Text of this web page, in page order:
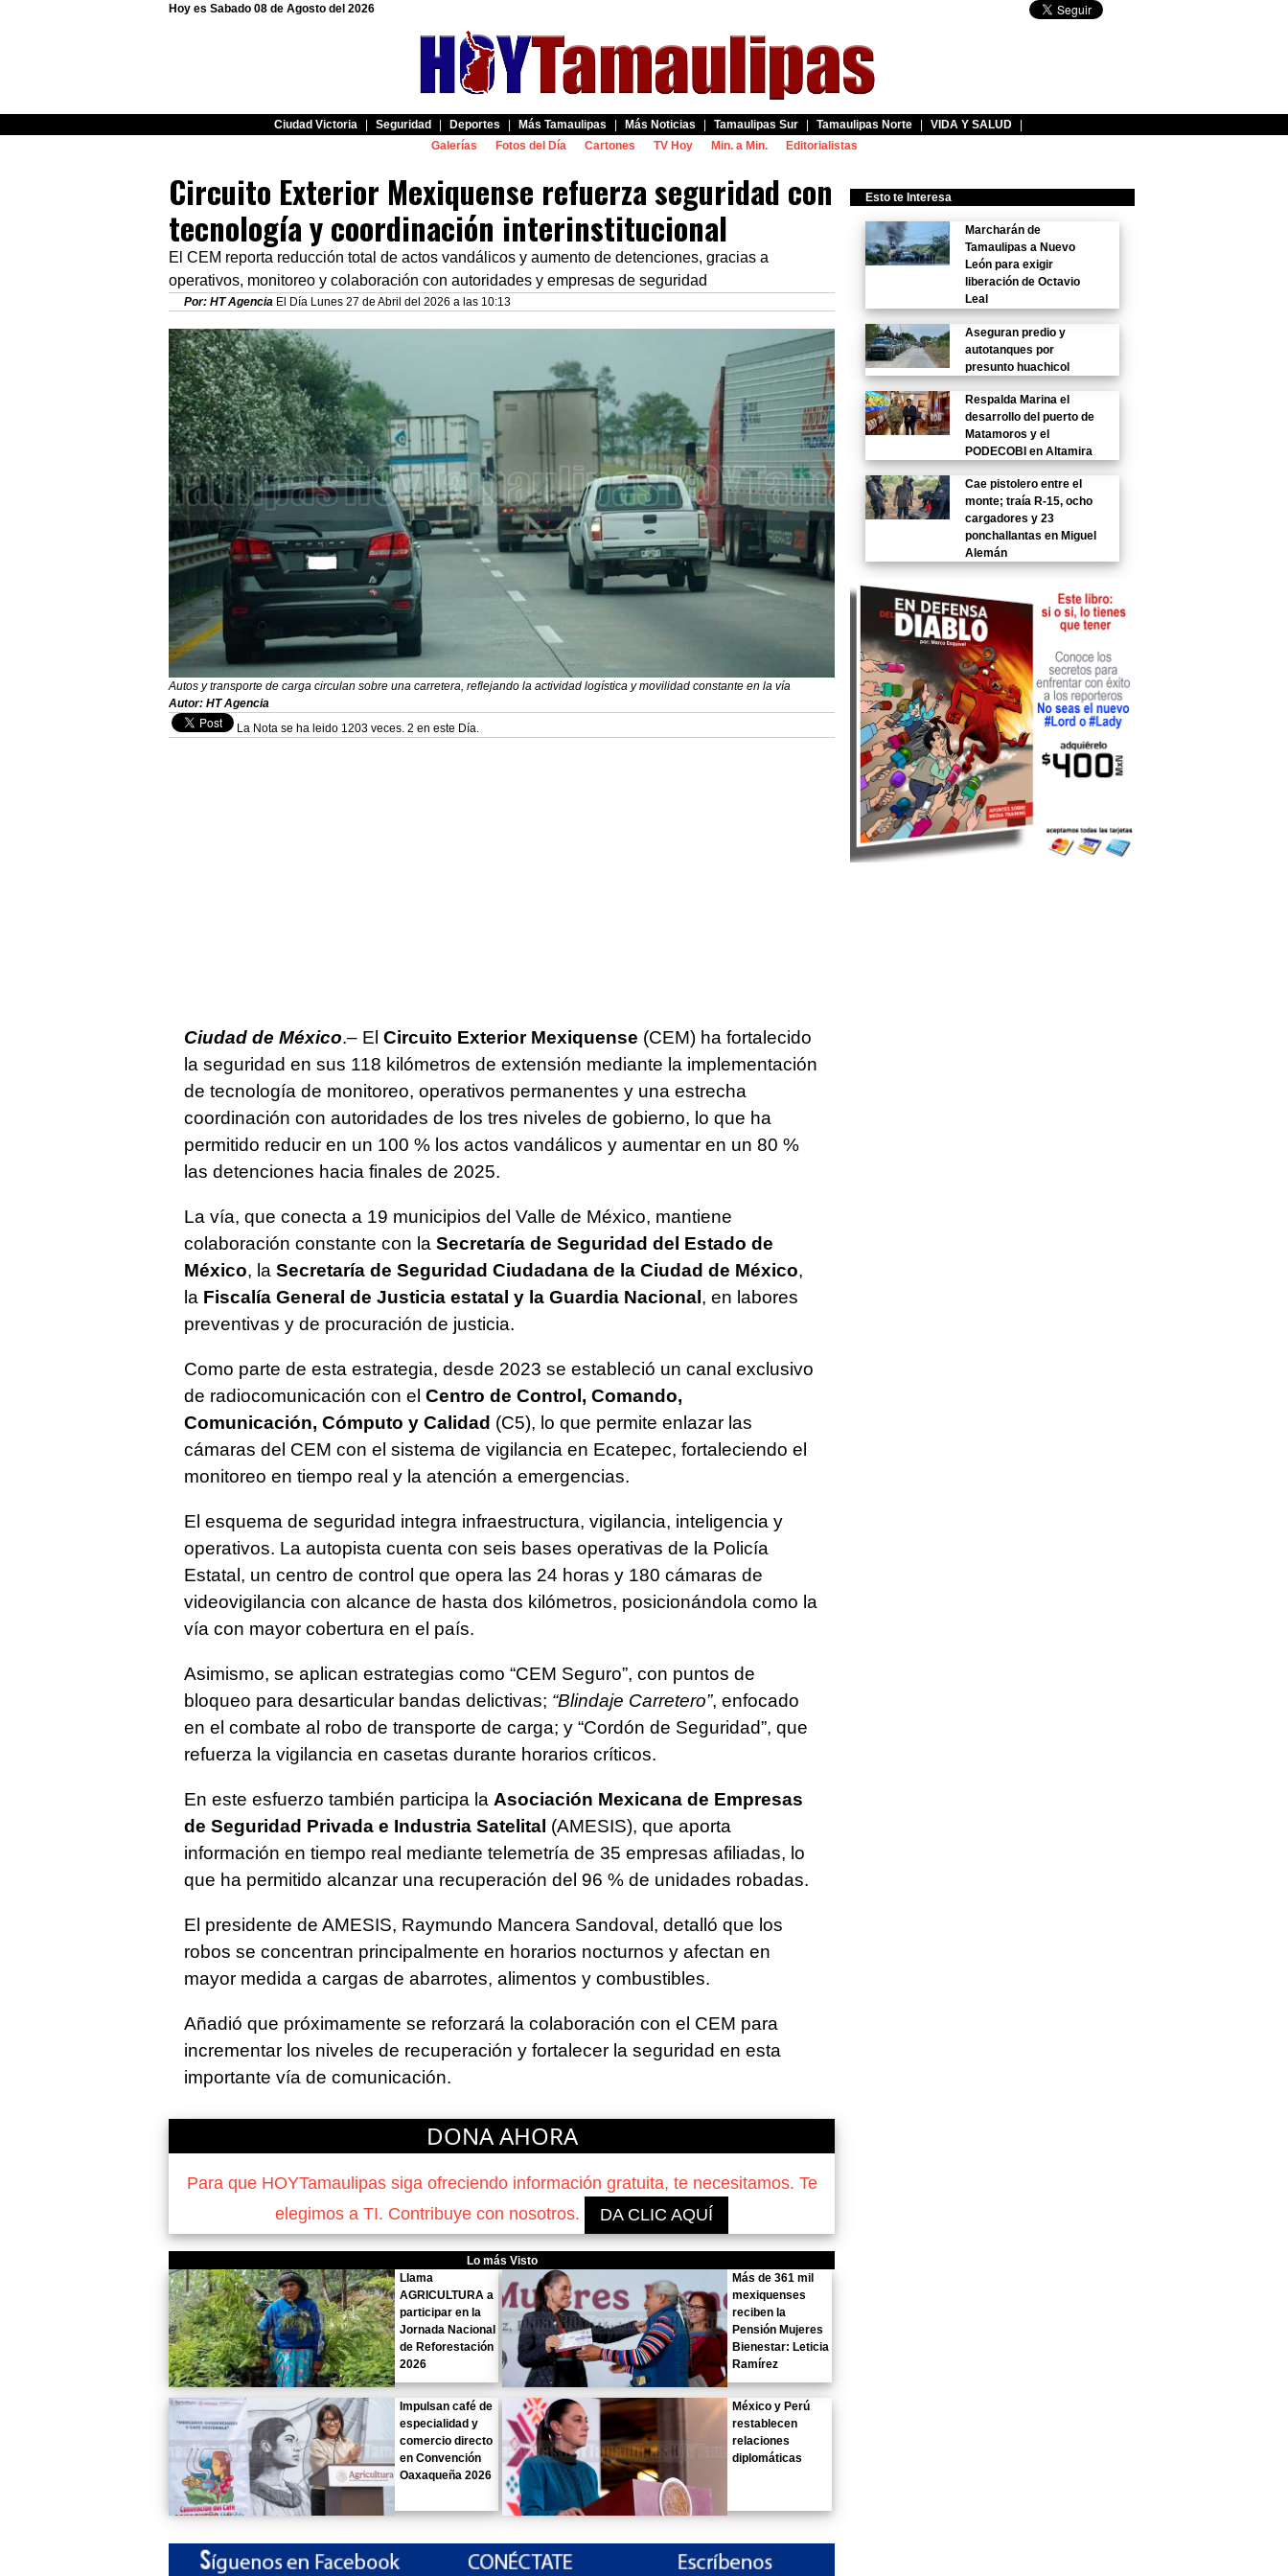
Hoy es Sabado 08 de Agosto del 2026
Ciudad Victoria Seguridad Deportes Más Tamaulipas Más Noticias Tamaulipas Sur Tamaulipas Norte VIDA Y SALUD
Galerías
Fotos del Día Cartones TV Hoy Min. a Min. Editorialistas
Circuito Exterior Mexiquense refuerza seguridad con
tecnología y coordinación interinstitucional
El CEM reporta reducción total de actos vandálicos y aumento de detenciones, gracias a
operativos, monitoreo y colaboración con autoridades y empresas de seguridad
Por: HT Agencia El Día Lunes 27 de Abril del 2026 a las 10:13
Autos y transporte de carga circulan sobre una carretera, reflejando la actividad logística y movilidad constante en la vía
Autor: HT Agencia
La Nota se ha leido 1203 veces. 2 en este Día.
Ciudad de México.– El Circuito Exterior Mexiquense (CEM) ha fortalecido
la seguridad en sus 118 kilómetros de extensión mediante la implementación
de tecnología de monitoreo, operativos permanentes y una estrecha
coordinación con autoridades de los tres niveles de gobierno, lo que ha
permitido reducir en un 100 % los actos vandálicos y aumentar en un 80 %
las detenciones hacia finales de 2025.
La vía, que conecta a 19 municipios del Valle de México, mantiene
colaboración constante con la Secretaría de Seguridad del Estado de
México, la Secretaría de Seguridad Ciudadana de la Ciudad de México,
la Fiscalía General de Justicia estatal y la Guardia Nacional , en labores
preventivas y de procuración de justicia.
Como parte de esta estrategia, desde 2023 se estableció un canal exclusivo
de radiocomunicación con el Centro de Control, Comando,
Comunicación, Cómputo y Calidad (C5), lo que permite enlazar las
cámaras del CEM con el sistema de vigilancia en Ecatepec, fortaleciendo el
monitoreo en tiempo real y la atención a emergencias.
El esquema de seguridad integra infraestructura, vigilancia, inteligencia y
operativos. La autopista cuenta con seis bases operativas de la Policía
Estatal, un centro de control que opera las 24 horas y 180 cámaras de
videovigilancia con alcance de hasta dos kilómetros, posicionándola como la
vía con mayor cobertura en el país.
Asimismo, se aplican estrategias como “CEM Seguro”, con puntos de
bloqueo para desarticular bandas delictivas; “Blindaje Carretero”, enfocado
en el combate al robo de transporte de carga; y “Cordón de Seguridad”, que
refuerza la vigilancia en casetas durante horarios críticos.
En este esfuerzo también participa la Asociación Mexicana de Empresas
de Seguridad Privada e Industria Satelital (AMESIS), que aporta
información en tiempo real mediante telemetría de 35 empresas afiliadas, lo
que ha permitido alcanzar una recuperación del 96 % de unidades robadas.
El presidente de AMESIS, Raymundo Mancera Sandoval, detalló que los
robos se concentran principalmente en horarios nocturnos y afectan en
mayor medida a cargas de abarrotes, alimentos y combustibles.
Añadió que próximamente se reforzará la colaboración con el CEM para
incrementar los niveles de recuperación y fortalecer la seguridad en esta
importante vía de comunicación.
DONA AHORA
Para que HOYTamaulipas siga ofreciendo información gratuita, te necesitamos. Te
elegimos a TI. Contribuye con nosotros.
DA CLIC AQUÍ
Lo más Visto
Llama
AGRICULTURA a
participar en la
Jornada Nacional
de Reforestación
2026
Más de 361 mil
mexiquenses
reciben la
Pensión Mujeres
Bienestar: Leticia
Ramírez
Impulsan café de
especialidad y
comercio directo
en Convención
Oaxaqueña 2026
México y Perú
restablecen
relaciones
diplomáticas
Esto te Interesa
Marcharán de
Tamaulipas a Nuevo
León para exigir
liberación de Octavio
Leal
Aseguran predio y
autotanques por
presunto huachicol
Respalda Marina el
desarrollo del puerto de
Matamoros y el
PODECOBI en Altamira
Cae pistolero entre el
monte; traía R-15, ocho
cargadores y 23
ponchallantas en Miguel
Alemán